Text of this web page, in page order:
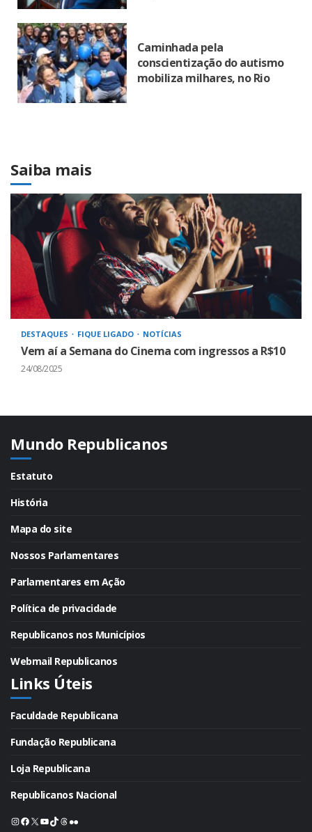
Caminhada pela
conscientização do autismo
mobiliza milhares, no Rio
Saiba mais
DESTAQUES FIQUE LIGADO NOTÍCIAS
Vem aí a Semana do Cinema com ingressos a R$10
24/08/2025
Mundo Republicanos
Estatuto
História
Mapa do site
Nossos Parlamentares
Parlamentares em Ação
Política de privacidade
Republicanos nos Municípios
Webmail Republicanos
Links Úteis
Faculdade Republicana
Fundação Republicana
Loja Republicana
Republicanos Nacional
Instagram
Facebook
X Youtube
TikTok
Threads
Flickr